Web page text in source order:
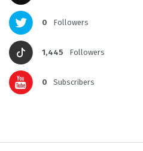
0 Followers
1,445 Followers
0 Subscribers